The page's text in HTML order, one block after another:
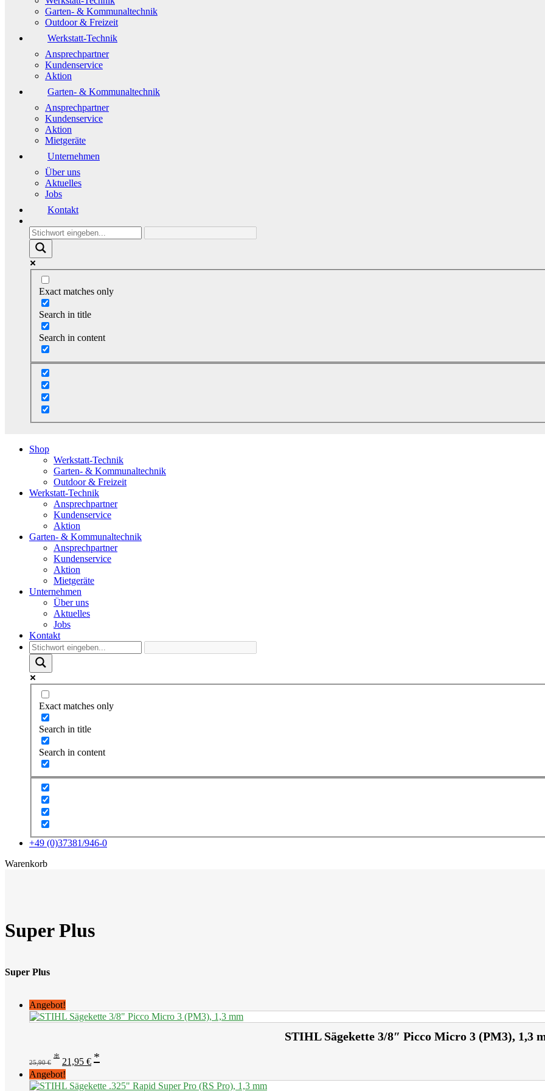
Garten- & Kommunaltechnik
Outdoor & Freizeit
Werkstatt-Technik
Ansprechpartner
Kundenservice
Aktion
Garten- & Kommunaltechnik
Ansprechpartner
Kundenservice
Aktion
Mietgeräte
Unternehmen
Über uns
Aktuelles
Jobs
Kontakt
Exact matches only
Search in title
Search in content
Shop
Werkstatt-Technik
Garten- & Kommunaltechnik
Outdoor & Freizeit
Werkstatt-Technik
Ansprechpartner
Kundenservice
Aktion
Garten- & Kommunaltechnik
Ansprechpartner
Kundenservice
Aktion
Mietgeräte
Unternehmen
Über uns
Aktuelles
Jobs
Kontakt
Exact matches only
Search in title
Search in content
+49 (0)37381/946-0
Warenkorbx
Super Plus
Super Plus
Angebot!
STIHL Sägekette 3/8″ Picco Micro 3 (PM3), 1,3
25,90€
Ursprünglicher
Preis
war:
21,95 €
ist:
Angebot!